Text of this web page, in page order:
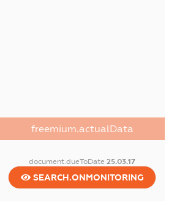
freemium.actualData
document.dueToDate25.03.17
SEARCH.ONMONITORING